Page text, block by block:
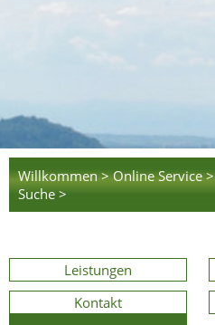
Willkommen > Online Service >
Suche >
Leistungen
Kontakt